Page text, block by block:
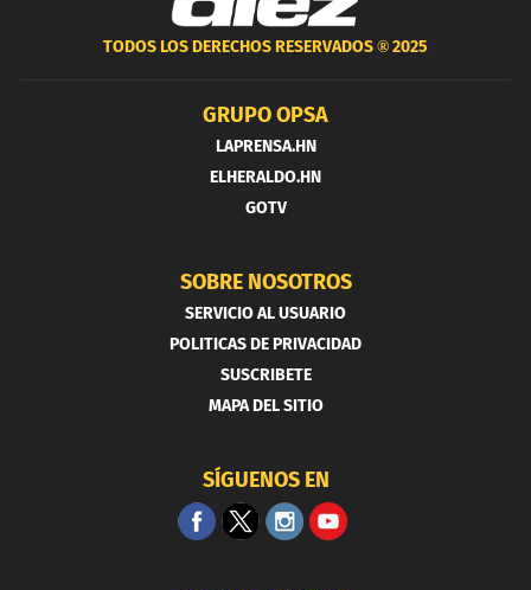
TODOS LOS DERECHOS RESERVADOS ®2025
GRUPO OPSA
LAPRENSA.HN
ELHERALDO.HN
GOTV
SOBRE NOSOTROS
SERVICIO AL USUARIO
POLITICAS DE PRIVACIDAD
SUSCRIBETE
MAPA DEL SITIO
SÍGUENOS EN